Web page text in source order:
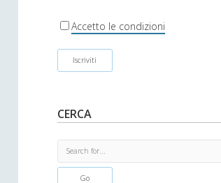
r Accetto le condizioni
CERCA
e